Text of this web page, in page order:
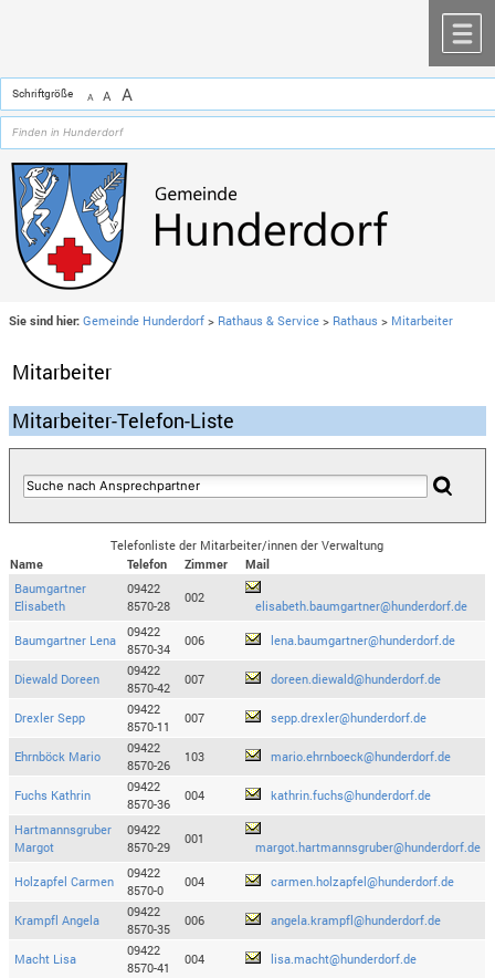
Schriftgröße A A A
Sie sind hier: Gemeinde Hunderdorf > Rathaus & Service > Rathaus > Mitarbeiter
Mitarbeiter
Mitarbeiter-Telefon-Liste
Telefonliste der Mitarbeiter/innen der Verwaltung
Name
Telefon Zimmer
Mail
Baumgartner
Elisabeth
09422
8570-28
002
elisabeth.baumgartner@hunderdorf.de
Baumgartner Lena
09422
8570-34
006 lena.baumgartner@hunderdorf.de
Diewald Doreen
09422
8570-42
007 doreen.diewald@hunderdorf.de
Drexler Sepp
09422
8570-11
007 sepp.drexler@hunderdorf.de
Ehrnböck Mario
09422
8570-26
103 mario.ehrnboeck@hunderdorf.de
Fuchs Kathrin
09422
8570-36
004 kathrin.fuchs@hunderdorf.de
Hartmannsgruber
Margot
09422
8570-29
001
margot.hartmannsgruber@hunderdorf.de
Holzapfel Carmen
09422
8570-0
004 carmen.holzapfel@hunderdorf.de
Krampfl Angela
09422
8570-35
006 angela.krampfl@hunderdorf.de
Macht Lisa
09422
8570-41
004 lisa.macht@hunderdorf.de